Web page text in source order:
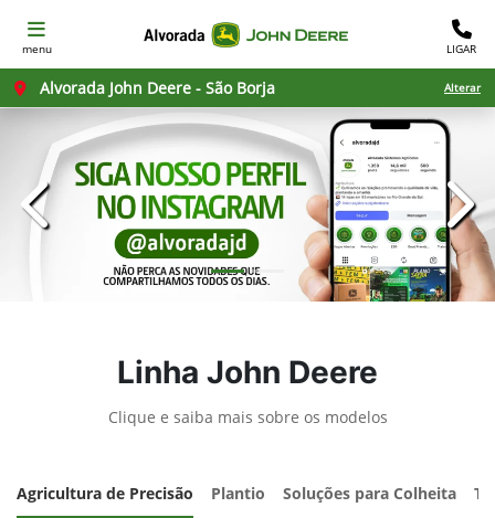
menu LIGAR
Alvorada John Deere - São Borja Alterar